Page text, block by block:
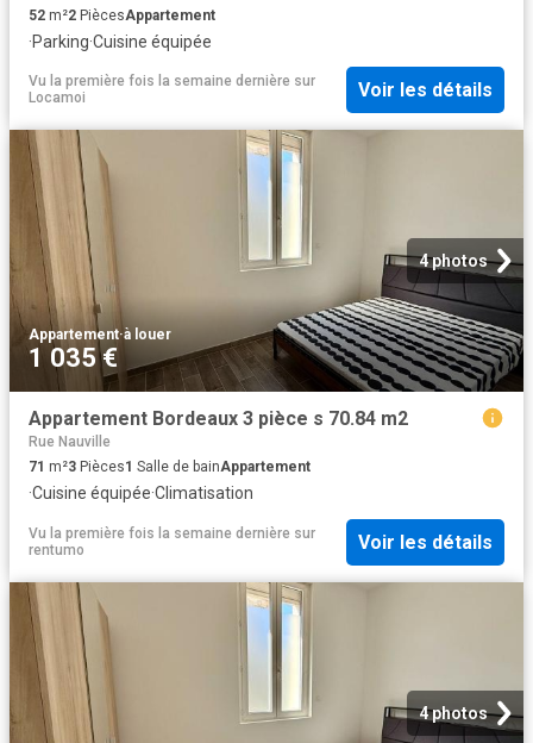
52 m²2 PiècesAppartement
·Parking·Cuisine équipée
Vu la première fois la semaine dernière sur
Locamoi
Voir les détails
4 photos
Appartement·à louer
1 035 €
Appartement Bordeaux 3 pièce s 70.84 m2
Rue Nauville
71 m²3 Pièces1 Salle de bainAppartement
·Cuisine équipée·Climatisation
Vu la première fois la semaine dernière sur
rentumo
Voir les détails
4 photos